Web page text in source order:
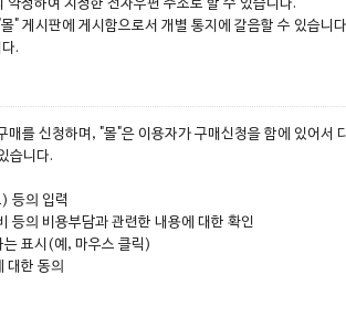
약정하여 지정한 전자우편 주소로 할 수 있습니다.
" 게시판에 게시함으로서 개별 통지에 갈음할 수 있습니
.
매를 신청하며, "몰"은 이용자가 구매신청을 함에 있어서
습니다.
등의 입력
등의 비용부담과 관련한 내용에 대한 확인
는 표시(예, 마우스 클릭)
대한 동의